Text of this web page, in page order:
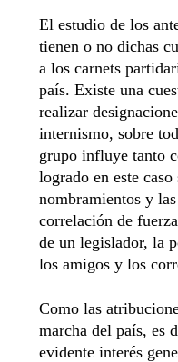
El estudio de los
tienen o no dichas
a los carnets
país. Existe una
realizar
internismo, sobre
grupo influye tanto
logrado en este
nombramientos y
correlación de
de un legislador, la
los amigos y los
Como las
marcha del país, es
evidente interés